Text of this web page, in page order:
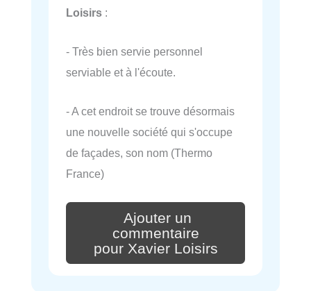
Loisirs :
- Très bien servie personnel
serviable et à l'écoute.
- A cet endroit se trouve désormais
une nouvelle société qui s'occupe
de façades, son nom (Thermo
France)
Ajouter un
commentaire
pour Xavier Loisirs